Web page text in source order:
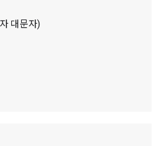
대문자)